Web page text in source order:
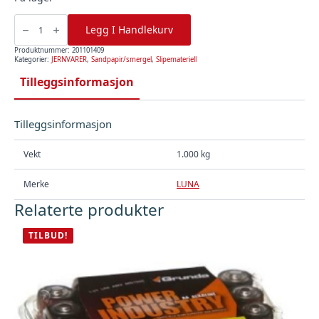
Slipebånd
75X480,
K80,
2
stk,
Luna
Legg I Handlekurv
Produktnummer: 201101409
Kategorier: JERNVARER, Sandpapir/smergel, Slipemateriell
Tilleggsinformasjon
Tilleggsinformasjon
Vekt 1.000 kg
Merke LUNA
Relaterte produkter
TILBUD!